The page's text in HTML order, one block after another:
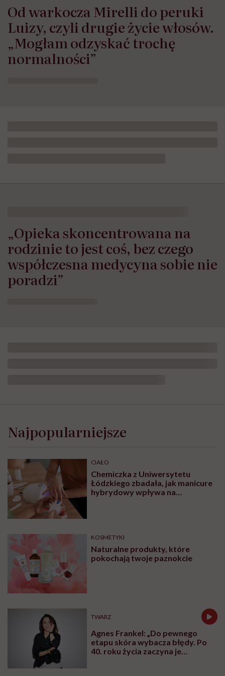
Od warkocza Mirelli do peruki
Luizy, czyli drugie życie włosów.
„Mogłam odzyskać trochę
normalności”
„Opieka skoncentrowana na
rodzinie to jest coś, bez czego
współczesna medycyna sobie nie
poradzi”
Najpopularniejsze
CIAŁO
Chemiczka z Uniwersytetu
Łódzkiego zbadała, jak manicure
hybrydowy wpływa na
KOSMETYKI
Naturalne produkty, które
pokochają twoje paznokcie
TWARZ
Agnes Frankel: „Do pewnego
etapu skóra wybacza błędy. Po
40. roku życia zaczyna je